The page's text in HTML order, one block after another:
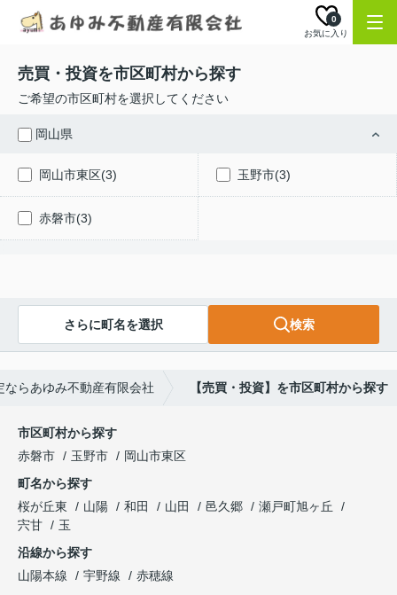
お気に入り
0
売買・投資を市区町村から探す
ご希望の市区町村を選択してください
岡山県
岡山市東区(3) 玉野市(3)
赤磐市(3)
さらに町名を選択 検索
らあゆみ不動産有限会社 【売買・投資】を市区町村から探す
市区町村から探す
赤磐市
玉野市
岡山市東区
町名から探す
桜が丘東
山陽 和田 山田 邑久郷
瀬戸町旭ヶ丘
宍甘
玉
沿線から探す
山陽本線
宇野線
赤穂線